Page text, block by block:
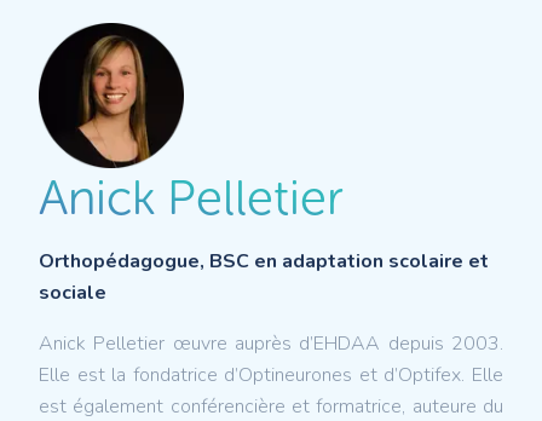
Anick Pelletier
Orthopédagogue, BSC en adaptation scolaire et
sociale
Anick Pelletier œuvre auprès d’EHDAA depuis 2003.
Elle est la fondatrice d’Optineurones et d’Optifex. Elle
est également conférencière et formatrice, auteure du